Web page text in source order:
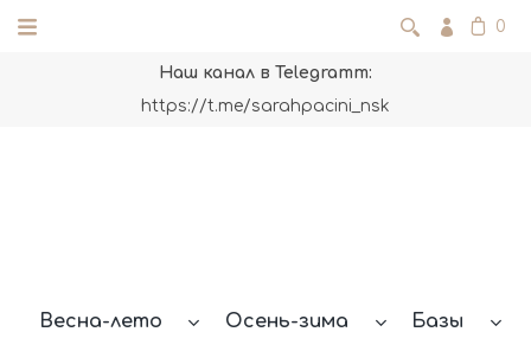
0
Наш канал в Telegramm:
https://t.me/sarahpacini_nsk
Весна-лето Осень-зима Базы